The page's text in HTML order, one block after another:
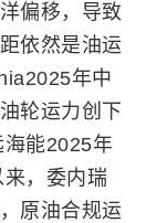
偏移，导致
依然是油运
年中
轮运力创下
能2025年
， 委内瑞
原油合规运